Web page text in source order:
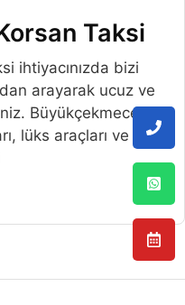
Taksi
ihtiyacınızda bizi
arayarak ucuz ve
Büyükçekmece
lüks araçları ve